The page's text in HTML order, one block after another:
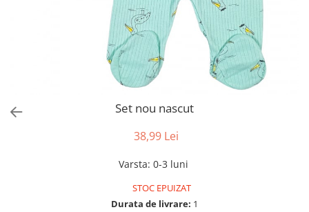
Set nou nascut
38,99 Lei
Varsta: 0-3 luni
STOC EPUIZAT
Durata de livrare: 1